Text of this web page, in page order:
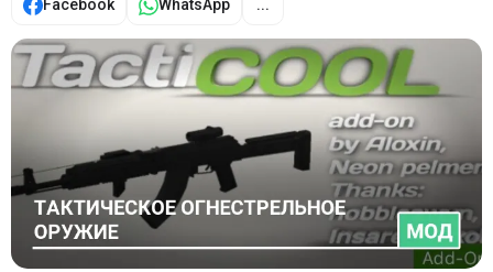
Facebook WhatsApp ...